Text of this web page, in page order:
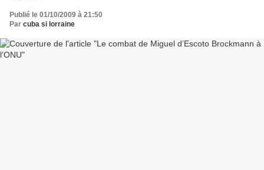
Publié le 01/10/2009 à 21:50
Par cuba si lorraine